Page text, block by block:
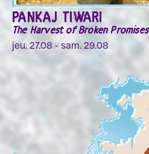
PANKAJ TIWARI
The Harvest of Broken Promises
jeu. 27.08 - sam. 29.08